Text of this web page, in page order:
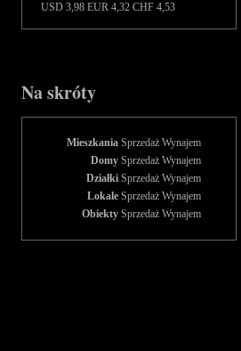
USD 3,98 EUR 4,32 CHF 4,53
Na skróty
Mieszkania Sprzedaż Wynajem
Domy Sprzedaż Wynajem
Działki Sprzedaż Wynajem
Lokale Sprzedaż Wynajem
Obiekty Sprzedaż Wynajem